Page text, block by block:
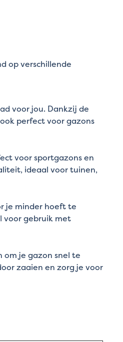
op verschillende
voor jou. Dankzij de
perfect voor gazons
voor sportgazons en
ideaal voor tuinen,
je minder hoeft te
voor gebruik met
om je gazon snel te
zaaien en zorg je voor